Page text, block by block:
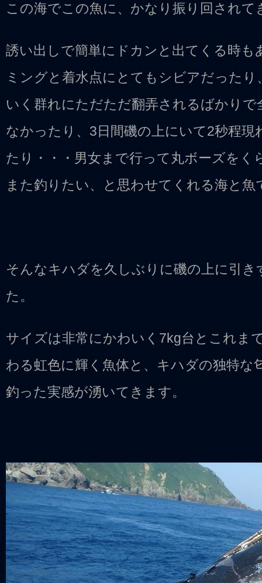
この海でこの魚に、かなり振り回されて
誘い出しで簡単にドカンと出てくる時
ミングと着水点にとてもシビアだったり
いく群れにただただ翻弄されるばかり
なかったり、3日間磯の上にいて2秒程
たり・・・男女まで行って丸ボーズをく
また釣りたい、と思わせてくれる海と魚
そんなキハダを久しぶりに磯の上に引
た。
サイズは非常にかわいく7kg台とこれま
わる虹色に輝く魚体と、キハダの独特な
釣った実感が湧いてきます。